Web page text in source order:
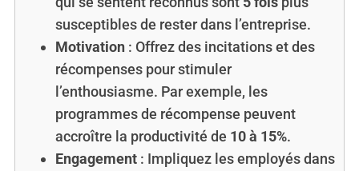
susceptibles de rester dans l’entreprise.
Motivation: Offrez des incitations et des
récompenses pour stimuler
l’enthousiasme. Par exemple, les
programmes de récompense peuvent
accroître la productivité de 10 à 15%.
Engagement: Impliquez les employés dans